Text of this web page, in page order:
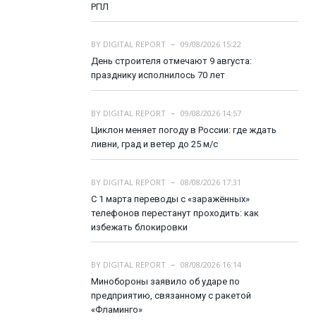
РПЛ
BY DIGITAL REPORT
09/08/2026 15:22
День строителя отмечают 9 августа:
празднику исполнилось 70 лет
BY DIGITAL REPORT
09/08/2026 14:57
Циклон меняет погоду в России: где ждать
ливни, град и ветер до 25 м/с
BY DIGITAL REPORT
08/08/2026 17:31
С 1 марта переводы с «заражённых»
телефонов перестанут проходить: как
избежать блокировки
BY DIGITAL REPORT
08/08/2026 16:14
Минобороны заявило об ударе по
предприятию, связанному с ракетой
«Фламинго»